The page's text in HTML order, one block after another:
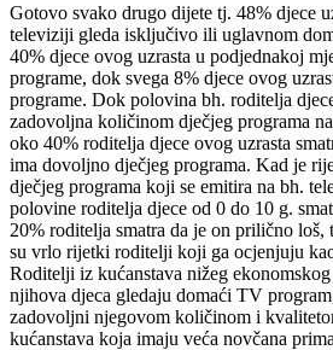
Gotovo svako drugo dijete tj. 48% djece
televiziji gleda isključivo ili uglavnom
40% djece ovog uzrasta u podjednakoj
programe, dok svega 8% djece ovog
programe. Dok polovina bh. roditelja
zadovoljna količinom dječjeg programa
oko 40% roditelja djece ovog uzrasta
ima dovoljno dječjeg programa. Kad je
dječjeg programa koji se emitira na bh.
polovine roditelja djece od 0 do 10 g.
20% roditelja smatra da je on prilično
su vrlo rijetki roditelji koji ga ocjenjuju
Roditelji iz kućanstava nižeg ekonomskog
njihova djeca gledaju domaći TV
zadovoljni njegovom količinom i
kućanstava koja imaju veća novčana